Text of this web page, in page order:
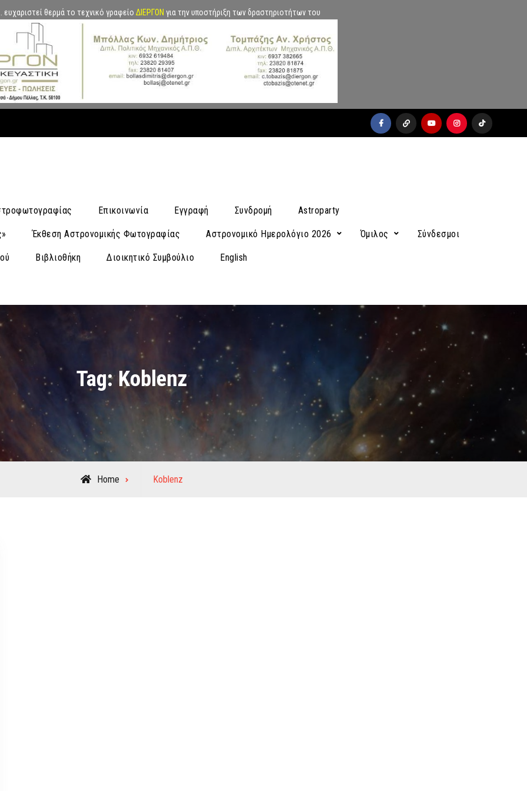
θερμά το τεχνικό γραφείο ΔΙΕΡΓΟΝ για την υποστήριξη των δραστηριοτήτων του
facebook
x youtubeinstagramTiktok
Επικοινωνία Εγγραφή Συνδρομή Astroparty
Έκθεση Αστρονομικής Φωτογραφίας Αστρονομικό Ημερολόγιο 2026 Όμιλος Σύνδεσμοι
Βιβλιοθήκη Διοικητικό Συμβούλιο English
Tag:Koblenz
Home
Posts
Koblenz